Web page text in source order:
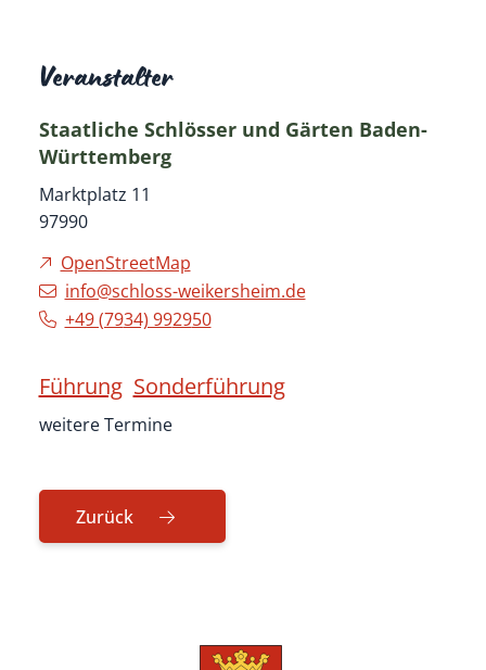
Veranstalter
Staatliche Schlösser und Gärten Baden-
Württemberg
Marktplatz 11
97990
OpenStreetMap
info@schloss-weikersheim.de
+49 (7934) 992950
Führung Sonderführung
weitere Termine
Zurück